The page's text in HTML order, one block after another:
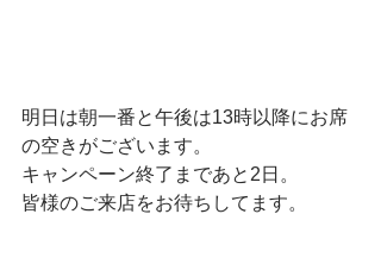
明日は朝一番と午後は13時以降にお席
の空きがございます。
キャンペーン終了まであと2日。
皆様のご来店をお待ちしてます。